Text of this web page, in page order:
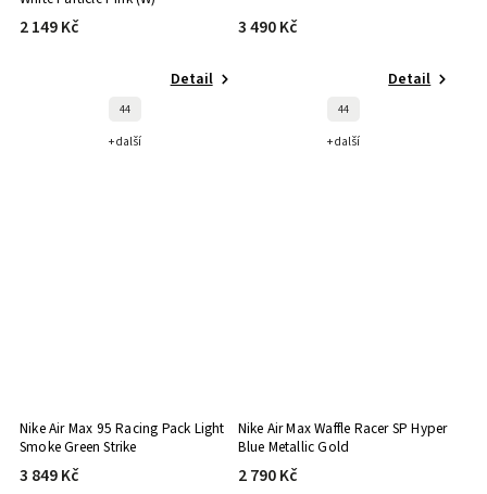
2 149 Kč
Detail
44
+ další
3 490 Kč
Detail
44
+ další
Nike Air Max 95 Racing Pack Light
Smoke Green Strike
3 849 Kč
Nike Air Max Waffle Racer SP Hyper
Blue Metallic Gold
2 790 Kč